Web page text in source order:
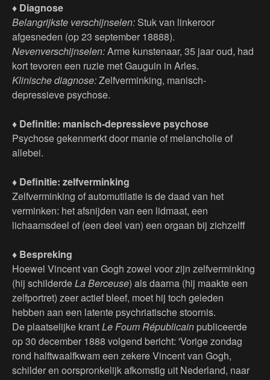
♦ Diagnose
Belangrijkste verschijnselen: Stuk van linkeroor
afgesneden (op 23 september 18888).
Nevenverschijnselen:Arme kunstenaar, 35 jaar oud, had
kort tevoren een ruzie met Gauguin in Arles.
Klinische diagnose:Zelfverminking, manisch-
depressieve psychose.
♦ Definitie: manisch-depressieve psychose
Psychose gekenmerkt door manie of melancholie of
allebei.
♦ Definitie: zelfverminking
Zelfverminking of automutilatie is de daad van het
verminken: het afsnijden van een lidmaat, een
lichaamsdeel of (een deel van) een orgaan bij zichzelff
♦ Bespreking
Hoewel Vincent van Gogh zowel voor zijn zelfverminking
(hij schilderdeLa Berceuse) als daarna (hij maakte een
zelfportret) zeer actief bleef, moet hij toch geleden
hebben aan een latente psychriatische stoornis.
De plaatselijke krantLe Foum Républicain publiceerde
op 30 december 1888 volgend bericht: 'Vorige zondag
rond halftwaalfkwam een zekere Vincent van Gogh,
schilder en oorspronkelijk afkomstig uit Nederland, naar